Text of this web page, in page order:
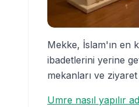
Mekke, İslam'ın en
ibadetlerini yerine
mekanları ve ziyaret
Umre nasıl yapılır